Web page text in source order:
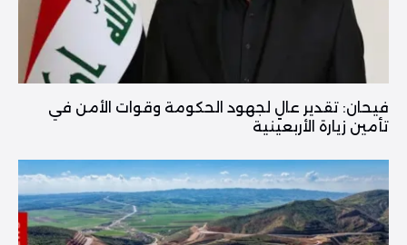
فیحان: تقدير عالٍ لجهود الحكومة وقوات الأمن في
تأمين زيارة الأربعينية